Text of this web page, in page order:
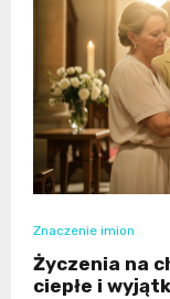
Znaczenie imion
Życzenia na
ciepłe i